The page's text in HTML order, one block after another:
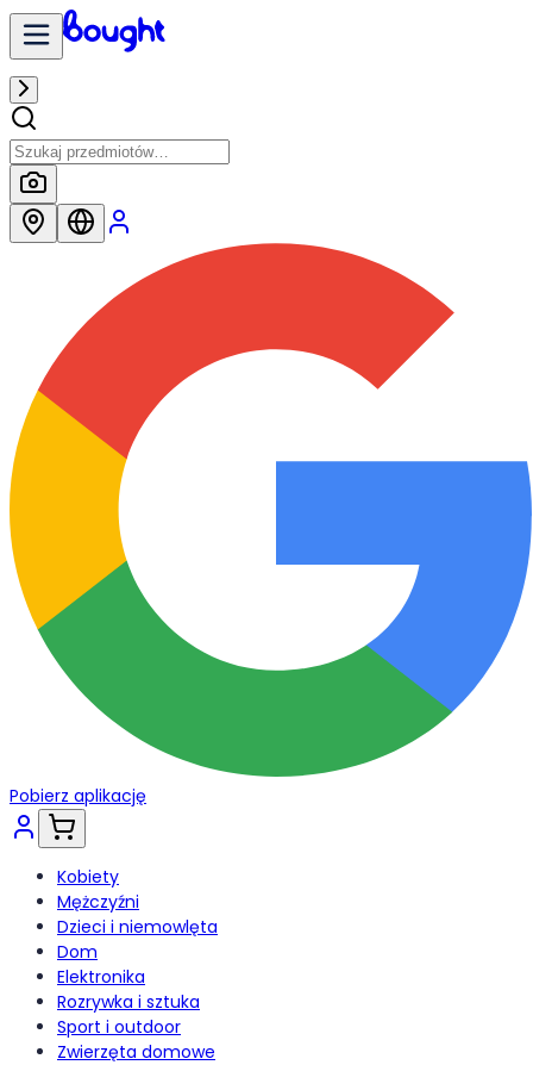
Pobierz aplikację
Kobiety
Mężczyźni
Dzieci i niemowlęta
Dom
Elektronika
Rozrywka i sztuka
Sport i outdoor
Zwierzęta domowe